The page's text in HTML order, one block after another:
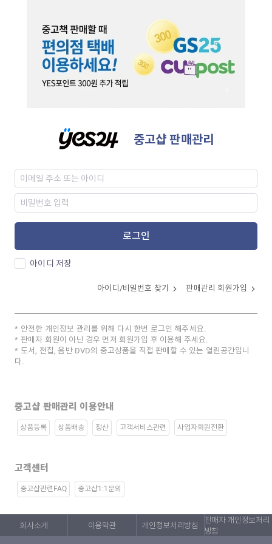
중고샵 판매관리
로그인
아이디 저장
아이디/비밀번호 찾기 판매관리 회원가입
안전한 개인정보 관리를 위해 다시 한번 로그인 해주세요.
판매자 회원이 아닌 경우 먼저 회원가입 후 이용해 주세요.
도서, 전집, 음반 DVD의 중고상품을 직접 판매할 수 있는 열린공간입니
다.
중고샵 판매관리 이용안내
상품등록 상품배송 정산 고객서비스관련 사업자회원전환
고객센터
중고샵관련FAQ 중고샵1:1문의
회사소개 이용약관 개인정보처리방침
판매자 개인정보처리
방침